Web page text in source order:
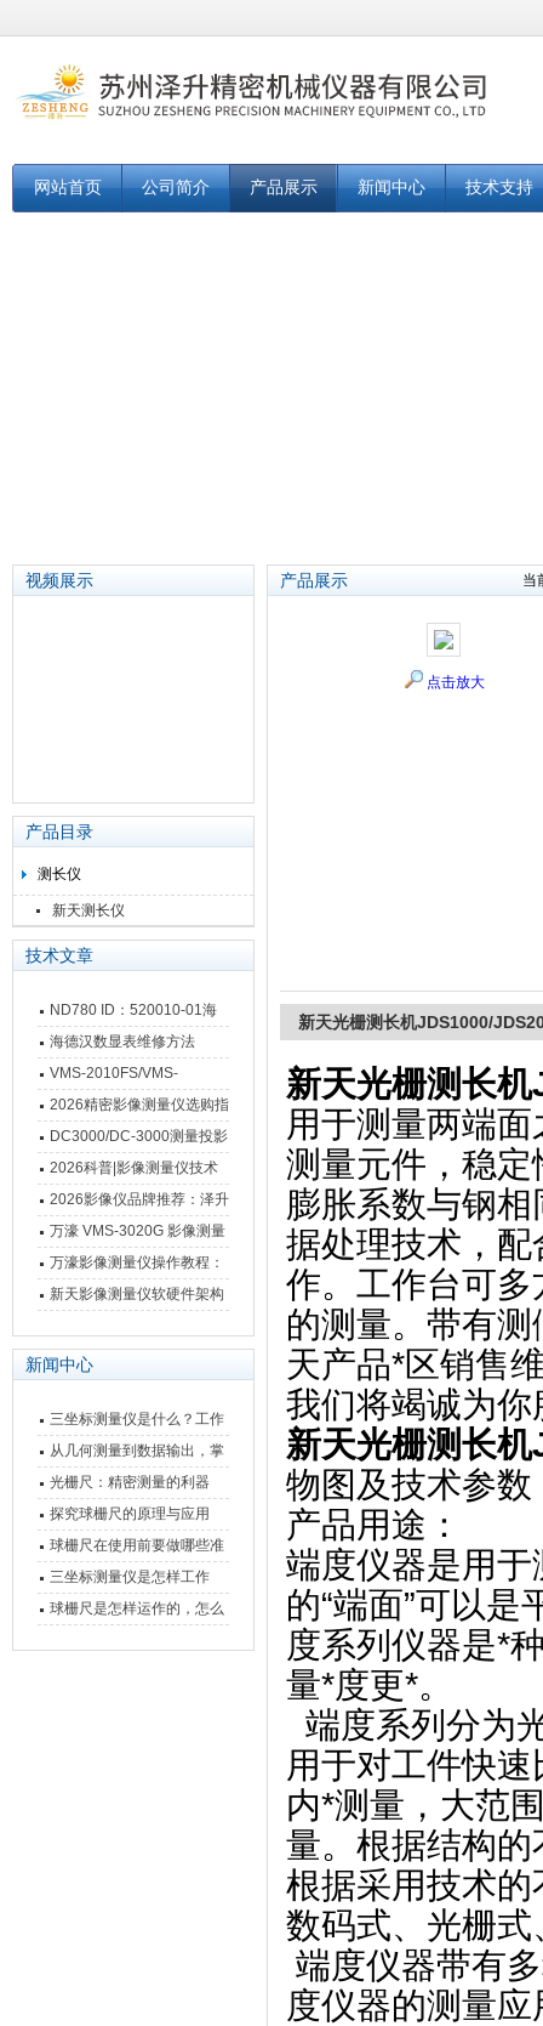
网站首页 公司简介 产品展示 新闻中心 技术支持
视频展示
产品目录
测长仪
新天测长仪
技术文章
ND780 ID：520010-01海
德汉数显表故障维修内容
海德汉数显表维修方法
VMS-2010FS/VMS-
3020FS/VMS-4030FS手动
影像测量仪技术参数
2026精密影像测量仪选购指
南 靠谱品牌一站式选型推荐
DC3000/DC-3000测量投影
仪万濠数据处理器数显表故
障维修方法
2026科普|影像测量仪技术
原理、分类及选型应用
2026影像仪品牌推荐：泽升
影像测量仪选型指南
万濠 VMS-3020G 影像测量
仪技术规格与应用解析
万濠影像测量仪操作教程：
从开机到出报告，新手也能
新天影像测量仪软硬件架构
新闻中心
三坐标测量仪是什么？工作
原理、分类与核心功能一次
讲清
从几何测量到数据输出，掌
握万濠影像测量仪的六大核
心能力
光栅尺：精密测量的利器
探究球栅尺的原理与应用
球栅尺在使用前要做哪些准
备工作？
三坐标测量仪是怎样工作
的，功能有什么优势？
球栅尺是怎样运作的，怎么
产品展示 当
点击放大
新天光栅测长机JDS1000/
新天光栅测长
用于测量两端
测量元件，稳
膨胀系数与钢
据处理技术，
作。工作台可
的测量。带有
天产品*区销售
我们将竭诚为你
新天光栅测长
物图及技术参数
产品用途：
端度仪器是用
的“端面”可以
度系列仪器是*
量*度更*。
端度系列分为
用于对工件快
内*测量，大范
量。根据结构
根据采用技术
数码式、光栅
端度仪器带有
度仪器的测量